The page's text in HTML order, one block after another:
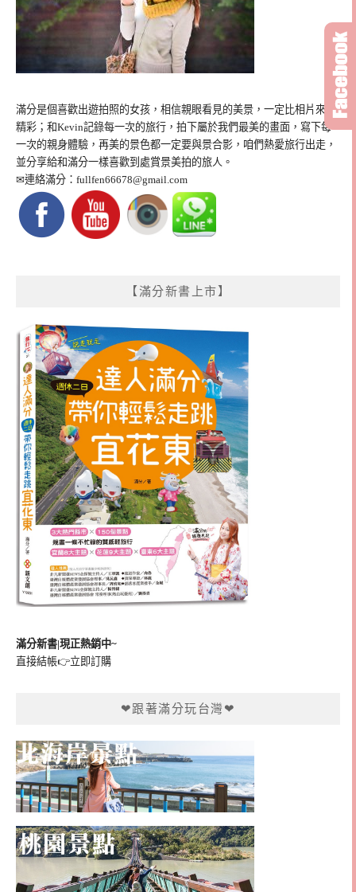
滿分是個喜歡出遊拍照的女孩，相信親眼看見的美景，一定比相片來得
精彩；和Kevin記錄每一次的旅行，拍下屬於我們最美的畫面，寫下每
一次的親身體驗，再美的景色都一定要與景合影，咱們熱愛旅行出走，
並分享給和滿分一樣喜歡到處賞景美拍的旅人。
✉連絡滿分： fullfen66678@gmail.com
【滿分新書上市】
滿分新書|現正熱銷中~
直接結帳👉立即訂購
❤跟著滿分玩台灣❤